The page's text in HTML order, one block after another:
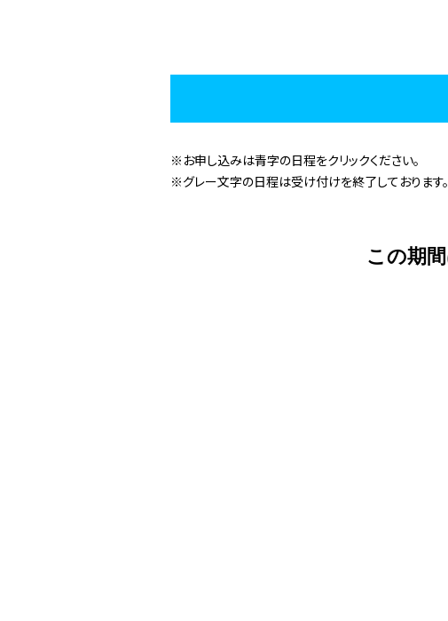
※お申し込みは青字の日程をクリックください。
※グレー文字の日程は受け付けを終了しております。